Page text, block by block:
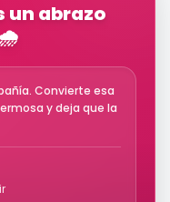
un abrazo
Convierte esa
y deja que la